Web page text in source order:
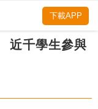
近千學生參與
下載APP